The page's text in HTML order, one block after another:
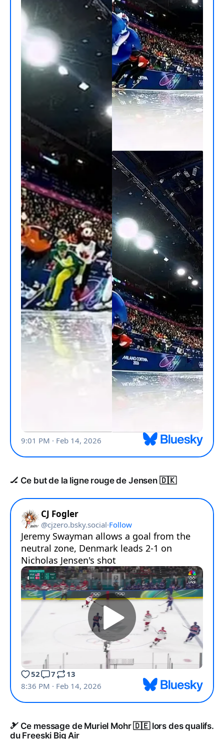
🏒 Ce but de la ligne rouge de Jensen 🇩🇰
🎿 Ce message de Muriel Mohr 🇩🇪 lors des qualifs.
du Freeski Big Air